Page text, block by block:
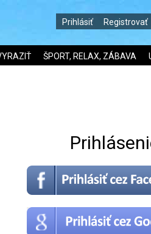
Prihlásiť Registrovať
ŠPORT, RELAX, ZÁBAVA